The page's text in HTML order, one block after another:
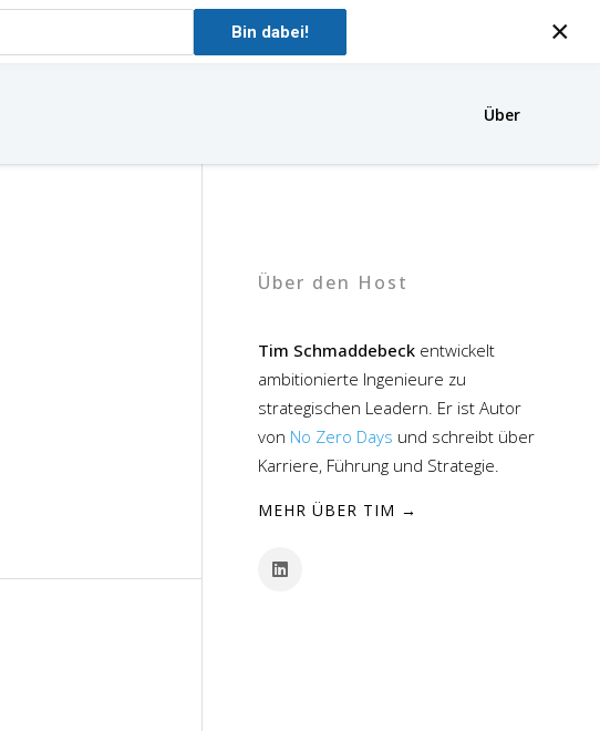
Bin dabei! ×
Über
Über den Host
Tim Schmaddebeck entwickelt
ambitionierte Ingenieure zu
strategischen Leadern. Er ist Autor
von No Zero Days und schreibt über
Karriere, Führung und Strategie.
MEHR ÜBER TIM →